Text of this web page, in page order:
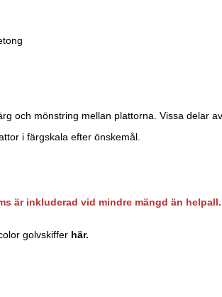
och mönstring mellan plattorna. Vissa delar
i färgskala efter önskemål.
är inkluderad vid mindre mängd än helpall.
golvskiffer här.